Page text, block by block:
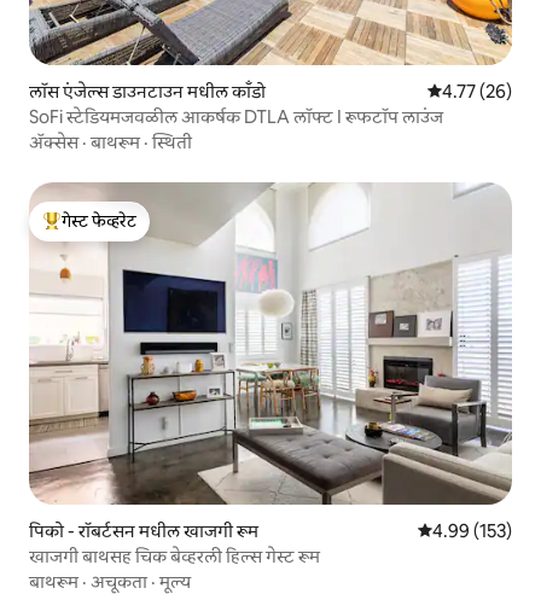
लॉस एंजेल्स डाउनटाउन मधील काँडो 5 पैकी 4.77
4.77 (26)
SoFi स्टेडियमजवळील आकर्षक DTLA लॉफ्ट I रूफटॉप लाउंज
ॲक्सेस·बाथरूम·स्थिती
टॉप गेस्ट फेव्हरेट
गेस्ट फेव्हरेट
पिको - रॉबर्टसन मधील खाजगी रूम 5 पैकी 4.99
4.99 (153)
खाजगी बाथसह चिक बेव्हरली हिल्स गेस्ट रूम
बाथरूम· अचूकता ·मूल्य